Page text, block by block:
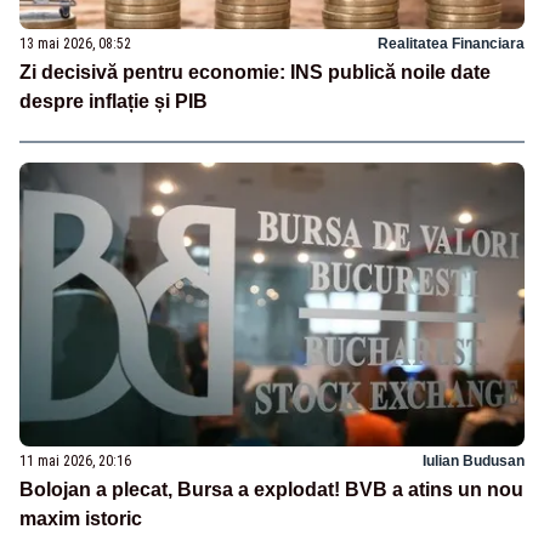
13 mai 2026, 08:52 Realitatea Financiara
Zi decisivă pentru economie: INS publică noile date
despre inflație și PIB
11 mai 2026, 20:16 Iulian Budusan
Bolojan a plecat, Bursa a explodat! BVB a atins un nou
maxim istoric